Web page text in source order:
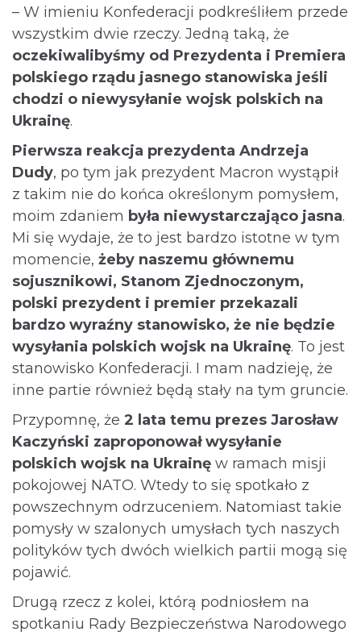
– W imieniu Konfederacji podkreśliłem przede
wszystkim dwie rzeczy. Jedną taką, że
oczekiwalibyśmy od Prezydenta i Premiera
polskiego rządu jasnego stanowiska jeśli
chodzi o niewysyłanie wojsk polskich na
Ukrainę.
Pierwsza reakcja prezydenta Andrzeja
Dudy, po tym jak prezydent Macron wystąpił
z takim nie do końca określonym pomysłem,
moim zdaniem była niewystarczająco jasna.
Mi się wydaje, że to jest bardzo istotne w tym
momencie, żeby naszemu głównemu
sojusznikowi, Stanom Zjednoczonym,
polski prezydent i premier przekazali
bardzo wyraźny stanowisko, że nie będzie
wysyłania polskich wojsk na Ukrainę. To jest
stanowisko Konfederacji. I mam nadzieję, że
inne partie również będą stały na tym gruncie.
Przypomnę, że 2 lata temu prezes Jarosław
Kaczyński zaproponował wysyłanie
polskich wojsk na Ukrainę w ramach misji
pokojowej NATO. Wtedy to się spotkało z
powszechnym odrzuceniem. Natomiast takie
pomysły w szalonych umysłach tych naszych
polityków tych dwóch wielkich partii mogą się
pojawić.
Drugą rzecz z kolei, którą podniosłem na
spotkaniu Rady Bezpieczeństwa Narodowego